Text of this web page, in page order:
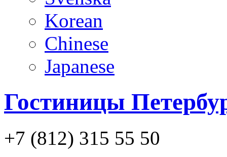
Korean
Chinese
Japanese
Гостиницы
+7 (812) 315 55 50